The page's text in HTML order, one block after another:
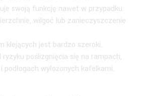
swoją funkcję nawet w przypadku
wilgoć lub zanieczyszczenie
klejących jest bardzo szeroki.
ryzyku poślizgnięcia się na rampach,
wyłożonych kafelkami.